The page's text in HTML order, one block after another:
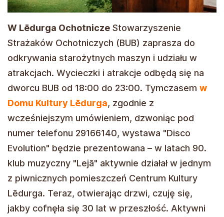
W Lēdurga Ochotnicze Stowarzyszenie
Strażaków Ochotniczych (BUB) zaprasza do
odkrywania starożytnych maszyn i udziału w
atrakcjach. Wycieczki i atrakcje odbędą się na
dworcu BUB od 18:00 do 23:00. Tymczasem w
Domu Kultury Lēdurga, zgodnie z
wcześniejszym umówieniem, dzwoniąc pod
numer telefonu 29166140, wystawa "Disco
Evolution" będzie prezentowana – w latach 90.
klub muzyczny "Lejā" aktywnie działał w jednym
z piwnicznych pomieszczeń Centrum Kultury
Lēdurga. Teraz, otwierając drzwi, czuję się,
jakby cofnęła się 30 lat w przeszłość. Aktywni